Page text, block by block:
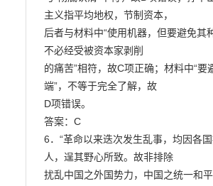
主义指平均地权，节制资本，
后者与材料中“使用机器，但要避免其
不必经受被资本家剥削
的痛苦”相符，故C项正确；材料中“要
端”，不等于完全了解，故
D项错误。
答案：C
6．“革命以来迭次发生乱事，均因各
人，逞其野心所致。故非排除
扰乱中国之外国势力，中国之统一和